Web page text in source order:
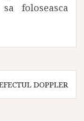
foloseasca
DOPPLER